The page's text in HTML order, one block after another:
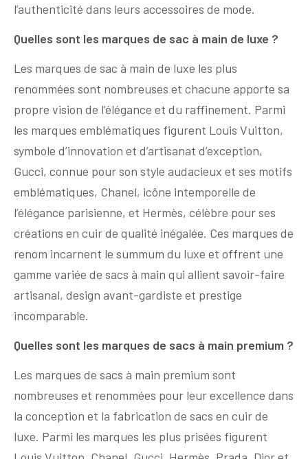
l’authenticité dans leurs accessoires de mode.
Quelles sont les marques de sac à main de luxe ?
Les marques de sac à main de luxe les plus
renommées sont nombreuses et chacune apporte sa
propre vision de l’élégance et du raffinement. Parmi
les marques emblématiques figurent Louis Vuitton,
symbole d’innovation et d’artisanat d’exception,
Gucci, connue pour son style audacieux et ses motifs
emblématiques, Chanel, icône intemporelle de
l’élégance parisienne, et Hermès, célèbre pour ses
créations en cuir de qualité inégalée. Ces marques de
renom incarnent le summum du luxe et offrent une
gamme variée de sacs à main qui allient savoir-faire
artisanal, design avant-gardiste et prestige
incomparable.
Quelles sont les marques de sacs à main premium ?
Les marques de sacs à main premium sont
nombreuses et renommées pour leur excellence dans
la conception et la fabrication de sacs en cuir de
luxe. Parmi les marques les plus prisées figurent